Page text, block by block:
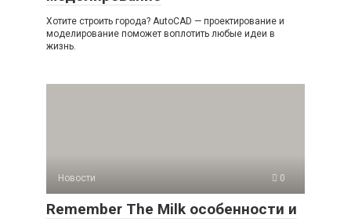
Хотите строить города? AutoCAD — проектирование и
моделирование поможет воплотить любые идеи в
жизнь.
Новости 0
Remember The Milk особенности и